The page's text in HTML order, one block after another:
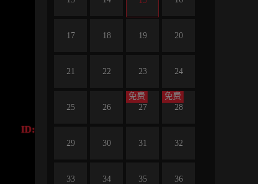
17 18 19 20
21 22 23 24
25 26
免费
27
免费
28
29 30 31 32
33 34 35 36